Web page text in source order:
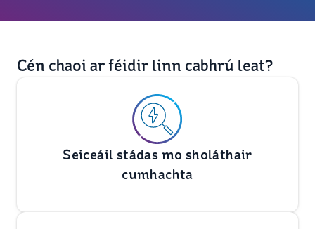
Cén chaoi ar féidir linn cabhrú leat?
Seiceáil stádas mo sholáthair
cumhachta